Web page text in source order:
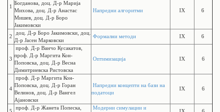
1
Богданова, доц. Д-р Марија
Михова, доц. Д-р Анастас
Мишев, доц. Д-р Боро
Јакимовски
Напредни алгоритми IX 6
2
доц. Д-р Боро Јакимовски, доц.
Д-р Јасен Марковски
Формални методи IX 6
3
проф. Д-р Ванчо Кусакатов,
проф. Д-р Маргита Кон-
Поповска, доц. Д-р Весна
Димитриевска Ристовска
Оптимизација IX 6
4
проф. Д-р Маргита Кон-
Поповска, доц. Д-р Горан
Велинов, доц. Д-р Вангел
Ајановски
Напредни концепти на бази на
податоци
IX 6
проф. Д-р Жанета Попеска,
Модерни симулации и